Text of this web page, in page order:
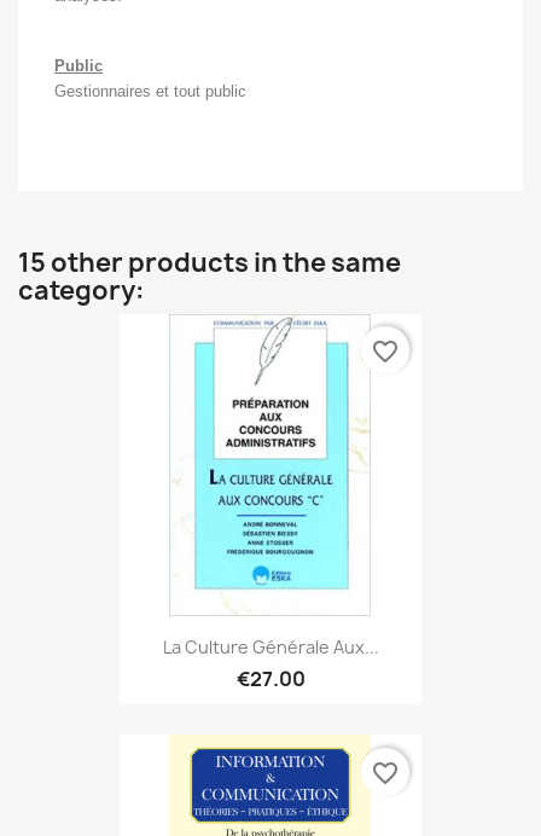
Public
Gestionnaires et tout public
15 other products in the same
category:
La Culture Générale Aux...
€27.00
favorite_border
favorite_border